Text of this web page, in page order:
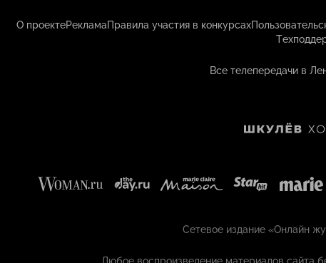
О проектеРекламаПравила участия в конкурсах
Все телепередачи в
Сетевое издание «Онлайн